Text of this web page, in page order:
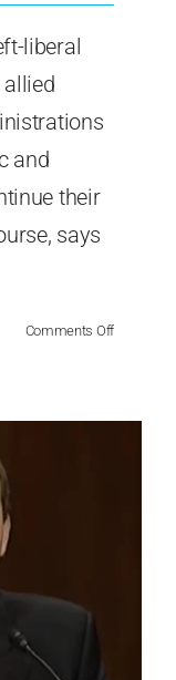
liberal
allied
and
their
says
Comments Offon